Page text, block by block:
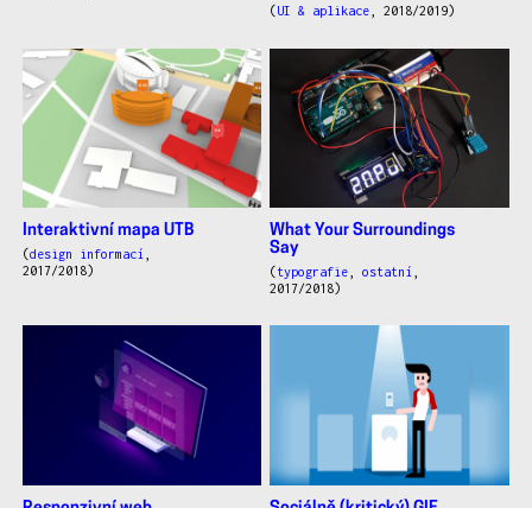
(UI & aplikace , 2018/2019)
Interaktivní mapa UTB
(design informací
2017/2018)
What Your Surroundings
Say
(typografie ,ostatní
2017/2018)